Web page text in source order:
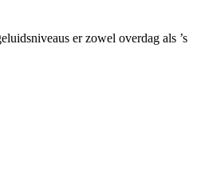
er zowel overdag als ’s